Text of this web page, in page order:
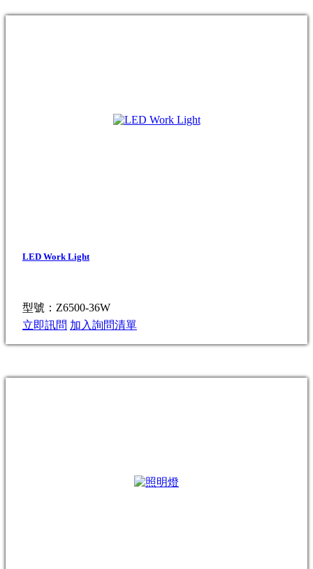
LED Work Light
型號：Z6500-36W
立即訊問 加入詢問清單